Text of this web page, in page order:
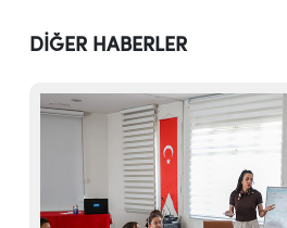
DİĞER HABERLER